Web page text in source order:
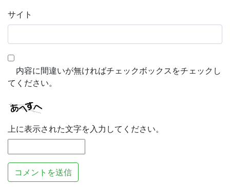
サイト
内容に間違いが無ければチェックボックスをチェックし
てください。
上に表示された文字を入力してください。